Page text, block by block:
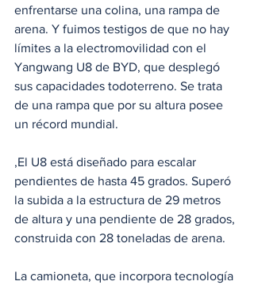
enfrentarse una colina, una rampa de
arena. Y fuimos testigos de que no hay
límites a la electromovilidad con el
Yangwang U8 de BYD, que desplegó
sus capacidades todoterreno. Se trata
de una rampa que por su altura posee
un récord mundial.
,El U8 está diseñado para escalar
pendientes de hasta 45 grados. Superó
la subida a la estructura de 29 metros
de altura y una pendiente de 28 grados,
construida con 28 toneladas de arena.
La camioneta, que incorpora tecnología